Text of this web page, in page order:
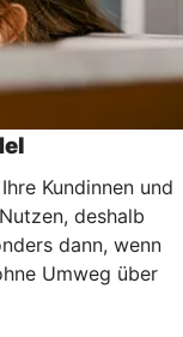
Kundinnen und
deshalb
dann, wenn
Umweg über